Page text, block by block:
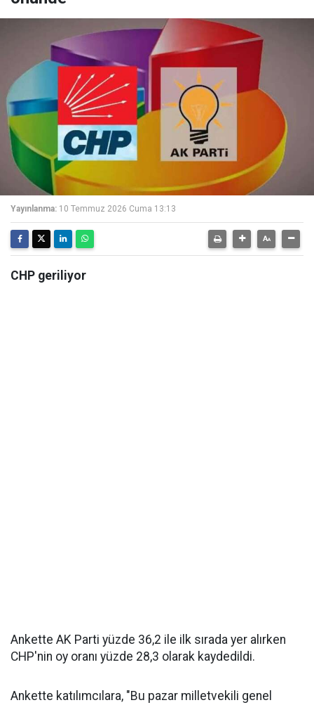
Yayınlanma: 10 Temmuz 2026 Cuma 13:13
CHP geriliyor
Ankette AK Parti yüzde 36,2 ile ilk sırada yer alırken
CHP'nin oy oranı yüzde 28,3 olarak kaydedildi.
Ankette katılımcılara, "Bu pazar milletvekili genel